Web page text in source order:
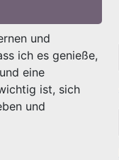
und
ich es genieße,
eine
ist, sich
und